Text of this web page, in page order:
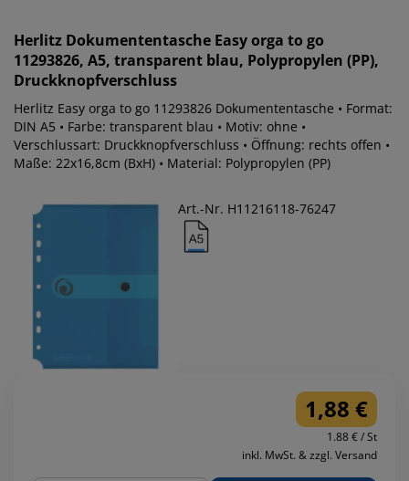
Herlitz Dokumententasche Easy orga to go
11293826, A5, transparent blau, Polypropylen (PP),
Druckknopfverschluss
Herlitz Easy orga to go 11293826 Dokumententasche • Format:
DIN A5 • Farbe: transparent blau • Motiv: ohne •
Verschlussart: Druckknopfverschluss • Öffnung: rechts offen •
Maße: 22x16,8cm (BxH) • Material: Polypropylen (PP)
Art.-Nr. H11216118-76247
1,88 €
1.88 € / St
inkl. MwSt. & zzgl. Versand